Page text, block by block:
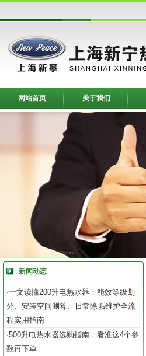
网站首页 关于我们
新闻动态
·一文读懂200升电热水器：能效等级划
分、安装空间测算、日常除垢维护全流
程实用指南
·500升电热水器选购指南：看准这4个参
数再下单